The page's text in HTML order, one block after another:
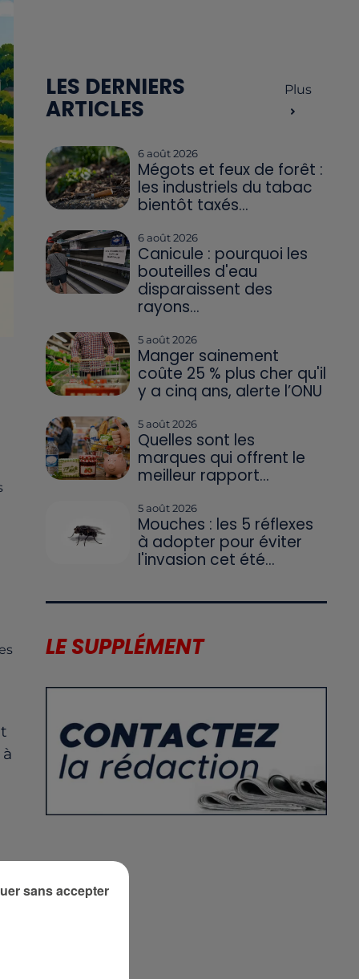
LES DERNIERS
ARTICLES
Plus
6 août 2026
Mégots et feux de forêt :
les industriels du tabac
bientôt taxés...
6 août 2026
Canicule : pourquoi les
bouteilles d'eau
disparaissent des
rayons...
5 août 2026
Manger sainement
coûte 25 % plus cher qu'il
y a cinq ans, alerte l’ONU
5 août 2026
Quelles sont les
marques qui offrent le
meilleur rapport...
5 août 2026
Mouches : les 5 réflexes
à adopter pour éviter
l'invasion cet été...
LE SUPPLÉMENT
sans accepter